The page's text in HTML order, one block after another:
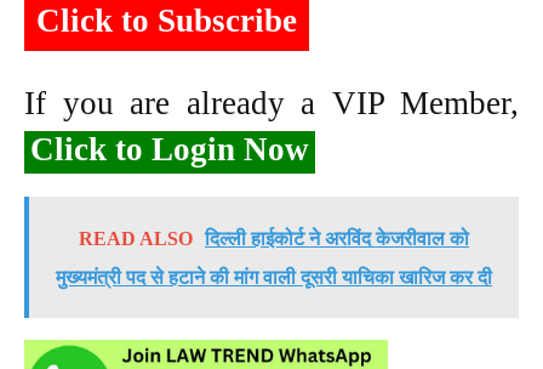
Click to Subscribe
If you are already a VIP Member,
Click to Login Now
READ ALSO दिल्ली हाईकोर्ट ने अरविंद केजरीवाल को
मुख्यमंत्री पद से हटाने की मांग वाली दूसरी याचिका खारिज कर दी